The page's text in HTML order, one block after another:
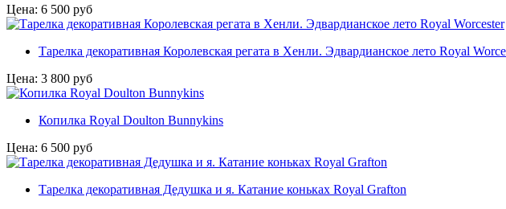
Цена: 6 500 руб
Тарелка декоративная Королевская регата в Хенли. Эдвардианское лето Royal
Цена: 3 800 руб
Копилка Royal Doulton Bunnykins
Цена: 6 500 руб
Тарелка декоративная Дедушка и я. Катание коньках Royal Grafton